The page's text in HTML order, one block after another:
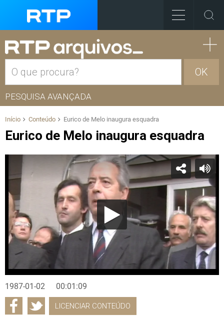
OK
PESQUISA AVANÇADA
Início Conteúdo Eurico de Melo inaugura esquadra
Eurico de Melo inaugura esquadra
1987-01-02 00:01:09
LICENCIAR CONTEÚDO